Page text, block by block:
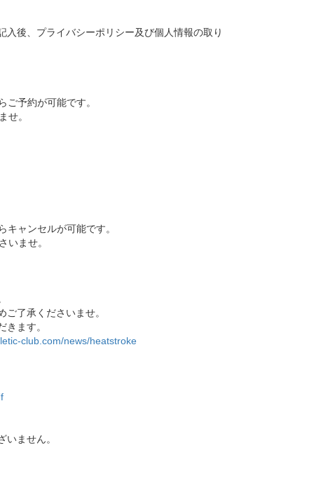
入後、プライバシーポリシー及び個人情報の取り
ご予約が可能です。
せ。
キャンセルが可能です。
いませ。
了承くださいませ。
ます。
club.com/news/heatstroke
ません。